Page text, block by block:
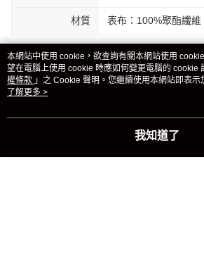
材質 表布：100%聚酯纖
商品相關分類 (2)
本網站中使用 cookie，欲查詢有關本網站使用
望在電腦上使用 cookie 時應如何變更電腦的 cookie
權條款 」之 Cookie 聲明。您繼續使用本網站即表
用條款之 Cookie 聲明使用 cookie。
了解更多 >
我知道了